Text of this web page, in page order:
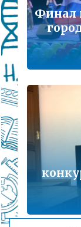
ВАШ
Детский
Финал